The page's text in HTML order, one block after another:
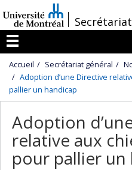
au
contenu
/
Menu
Accueil Secrétariat général
Adoption d’une Directive
pallier un handicap
Adoption
relative aux
pour pallier un